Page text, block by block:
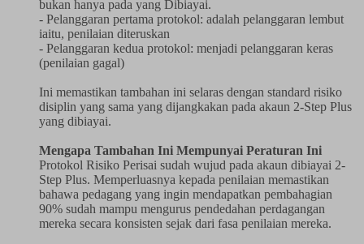
bukan hanya pada yang Dibiayai.
- Pelanggaran pertama protokol: adalah pelanggaran lembut
iaitu, penilaian diteruskan
- Pelanggaran kedua protokol: menjadi pelanggaran keras
(penilaian gagal)
Ini memastikan tambahan ini selaras dengan standard risiko
disiplin yang sama yang dijangkakan pada akaun 2-Step Plus
yang dibiayai.
Mengapa Tambahan Ini Mempunyai Peraturan Ini
Protokol Risiko Perisai sudah wujud pada akaun dibiayai 2-
Step Plus. Memperluasnya kepada penilaian memastikan
bahawa pedagang yang ingin mendapatkan pembahagian
90% sudah mampu mengurus pendedahan perdagangan
mereka secara konsisten sejak dari fasa penilaian mereka.